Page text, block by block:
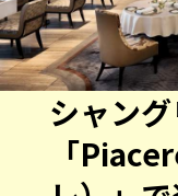
シャン
「